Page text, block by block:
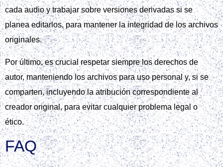
cada audio y trabajar sobre versiones derivadas si se
planea editarlos, para mantener la integridad de los archivos
originales.
Por último, es crucial respetar siempre los derechos de
autor, manteniendo los archivos para uso personal y, si se
comparten, incluyendo la atribución correspondiente al
creador original, para evitar cualquier problema legal o
ético.
FAQ